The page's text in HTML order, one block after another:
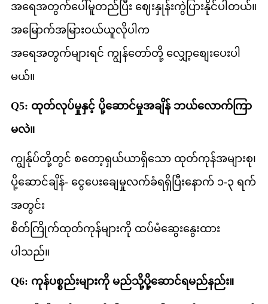
အရေအတွက်ပေါ်မူတည်ပြီး ဈေးနှုန်းကွဲပြားနိုင်ပါတယ်။
အမြောက်အမြားဝယ်ယူလိုပါက
အရေအတွက်များရင် ကျွန်တော်တို့ လျှော့စျေးပေးပါ
မယ်။
Q5: ထုတ်လုပ်မှုနှင့် ပို့ဆောင်မှုအချိန် ဘယ်လောက်ကြာ
မလဲ။
ကျွန်ုပ်တို့တွင် စတော့ရှယ်ယာရှိသော ထုတ်ကုန်အများစု၊
ပို့ဆောင်ချိန်- ငွေပေးချေမှုလက်ခံရရှိပြီးနောက် ၁-၃ ရက်
အတွင်း
စိတ်ကြိုက်ထုတ်ကုန်များကို ထပ်မံဆွေးနွေးထား
ပါသည်။
Q6: ကုန်ပစ္စည်းများကို မည်သို့ပို့ဆောင်ရမည်နည်း။